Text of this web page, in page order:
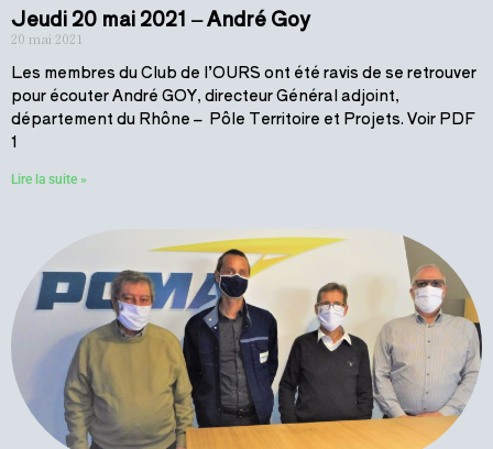
Jeudi 20 mai 2021 – André Goy
20 mai 2021
Les membres du Club de l’OURS ont été ravis de se retrouver
pour écouter André GOY, directeur Général adjoint,
département du Rhône – Pôle Territoire et Projets. Voir PDF
1
Lire la suite »